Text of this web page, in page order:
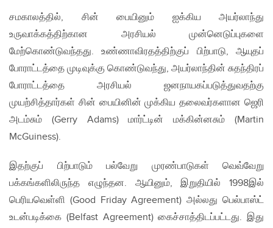
சமகாலத்தில், சின் பையினும் ஐக்கிய அயர்லாந்து
உருவாக்கத்திற்கான அரசியல் முன்னெடுப்புகளை
மேற்கொண்டுவந்தது. உண்ணாவிரதத்திற்குப் பிற்பாடு, ஆயுதப்
போராட்டத்தை முடிவுக்கு கொண்டுவந்து, அயர்லாந்தின் சுதந்திரப்
போராட்டத்தை அரசியல் ஜனநாயகப்படுத்துவதற்கு
முயற்சித்தார்கள் சின் பையினின் முக்கிய தலைவர்களான ஜெரி
அடம்சும் (Gerry Adams) மார்ட்டின் மக்கின்னசும் (Martin
McGuiness).
இதற்குப் பிற்பாடும் பல்வேறு முரண்பாடுகள் வெவ்வேறு
பக்கங்களிலிருந்த எழுந்தன. ஆயினும், இறுதியில் 1998இல்
பெரியவெள்ளி (Good Friday Agreement) அல்லது பெல்பாஸ்ட்
உடன்படிக்கை (Belfast Agreement) கைச்சாத்திடப்பட்டது. இது